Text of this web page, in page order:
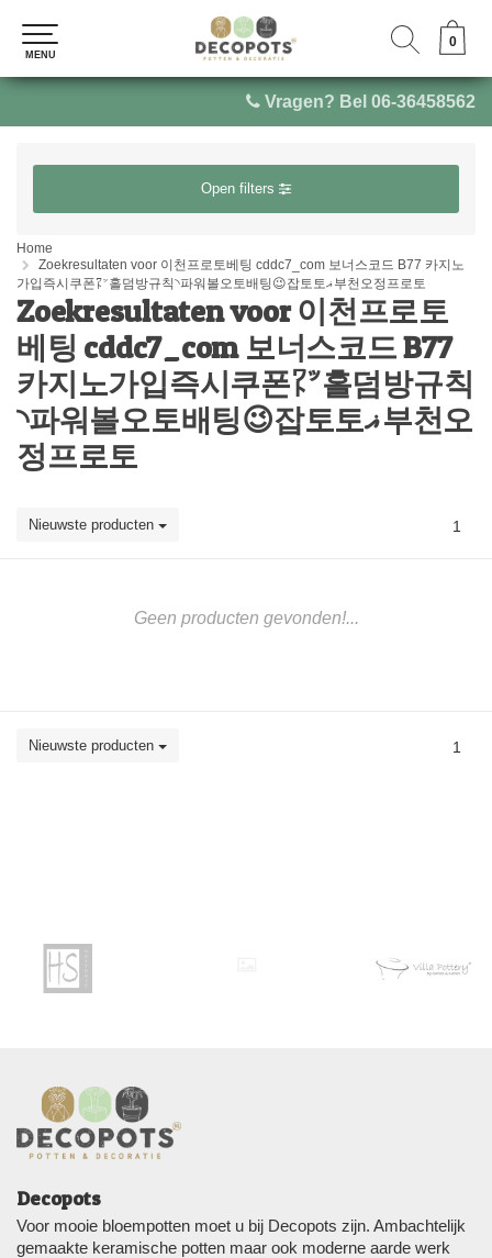
Vragen? Bel 06-36458562
0
MENU
0
MENU
Open filters
Home
Zoekresultaten voor 이천프로토베팅 cddc7_com 보너스코드 B77 카지노
가입즉시쿠폰㍗홀덤방규칙◝파워볼오토배팅😉잡토토ޣ부천오정프로토
Zoekresultaten voor 이천프로토
베팅 cddc7_com 보너스코드 B77
카지노가입즉시쿠폰㍗홀덤방규칙
◝파워볼오토배팅😉잡토토ޣ부천오
정프로토
Nieuwste producten 1
Geen producten gevonden!...
Nieuwste producten 1
Decopots
Voor mooie bloempotten moet u bij Decopots zijn. Ambachtelijk
gemaakte keramische potten maar ook moderne aarde werk